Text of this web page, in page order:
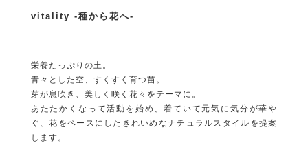
vitality -種から花へ-
栄養たっぷりの土。
青々とした空、すくすく育つ苗。
芽が息吹き、美しく咲く花々をテーマに。
あたたかくなって活動を始め、着ていて元気に気分が華や
ぐ、花をベースにしたきれいめなナチュラルスタイルを提案
します。